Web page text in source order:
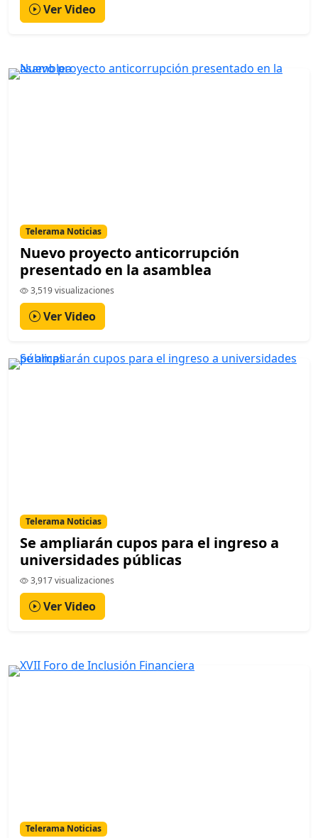
Ver Video
Telerama Noticias
Nuevo proyecto anticorrupción
presentado en la asamblea
3,519 visualizaciones
Ver Video
Telerama Noticias
Se ampliarán cupos para el ingreso a
universidades públicas
3,917 visualizaciones
Ver Video
Telerama Noticias